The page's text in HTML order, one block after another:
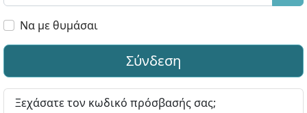
Να με θυμάσαι
Σύνδεση
Ξεχάσατε τον κωδικό πρόσβασής σας;